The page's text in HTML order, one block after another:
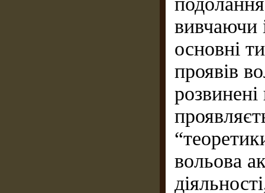
вивчаючи
основні
проявів
вольова